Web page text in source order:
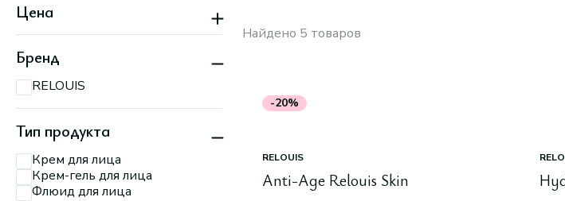
Цена
Бренд
RELOUIS
Тип продукта
Крем для лица
Крем-гель для лица
Флюид для лица
Найдено 5 товаров
-20%
RELOUIS
Anti-Age Relouis Skin